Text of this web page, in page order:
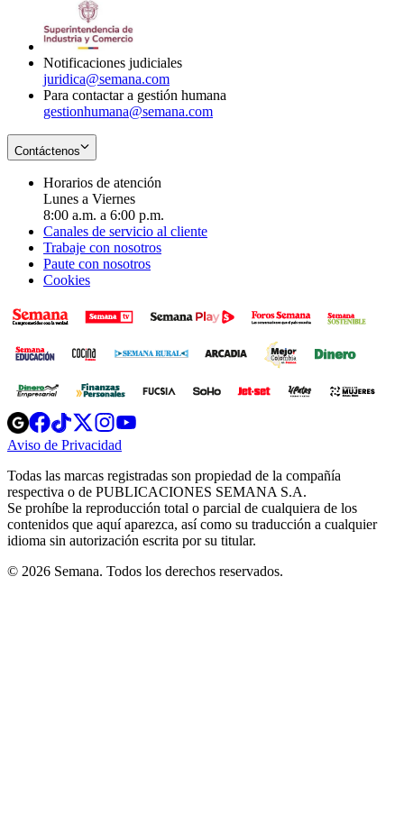
Notificaciones judiciales
juridica@semana.com
Para contactar a gestión humana
gestionhumana@semana.com
Contáctenos
Horarios de atención
Lunes a Viernes
8:00 a.m. a 6:00 p.m.
Canales de servicio al cliente
Trabaje con nosotros
Paute con nosotros
Cookies
Opens
in
new
Opens
in
new
Opens
in
new
window
Opens
new
windowwindow
Aviso de Privacidad
new
window
Todas las marcas registradas son propiedad de la compañía
respectiva o de PUBLICACIONES SEMANA S.A.
Se prohíbe la reproducción total o parcial de cualquiera de los
contenidos que aquí aparezca, así como su traducción a cualquier
idioma sin autorización escrita por su titular.
© 2026 Semana. Todos los derechos reservados.